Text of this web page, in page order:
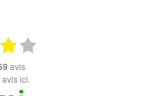
avis
avis ici.